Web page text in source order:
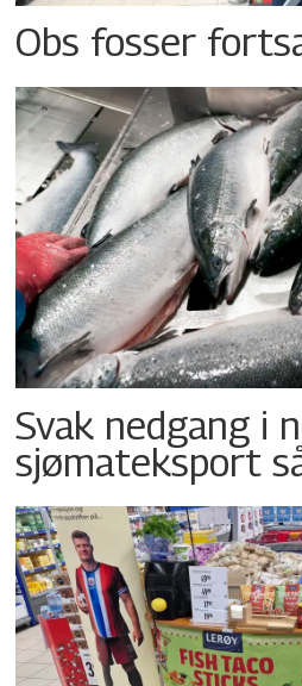
Obs fosser
Svak nedgang i
sjømateksport